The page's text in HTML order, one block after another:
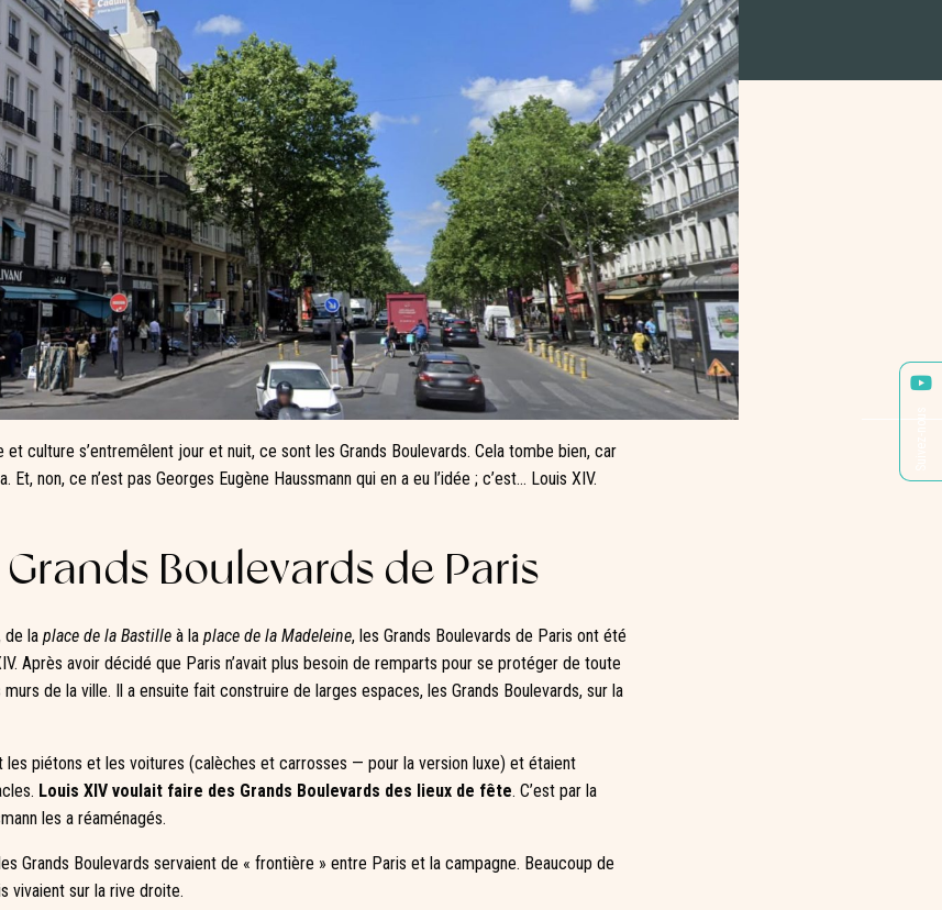
et culture s’entremêlent jour et nuit, ce sont les Grands Boulevards. Cela tombe bien, car
non, ce n’est pas Georges Eugène Haussmann qui en a eu l’idée ; c’est… Louis XIV.
Boulevards de Paris
de la place de la Bastille à la place de la Madeleine, les Grands Boulevards de Paris ont été
Après avoir décidé que Paris n’avait plus besoin de remparts pour se protéger de toute
de la ville. Il a ensuite fait construire de larges espaces, les Grands Boulevards, sur la
les piétons et les voitures (calèches et carrosses — pour la version luxe) et étaient
Louis XIV voulait faire des Grands Boulevards des lieux de fête. C’est par la
les a réaménagés.
Grands Boulevards servaient de « frontière » entre Paris et la campagne. Beaucoup de
vivaient sur la rive droite.